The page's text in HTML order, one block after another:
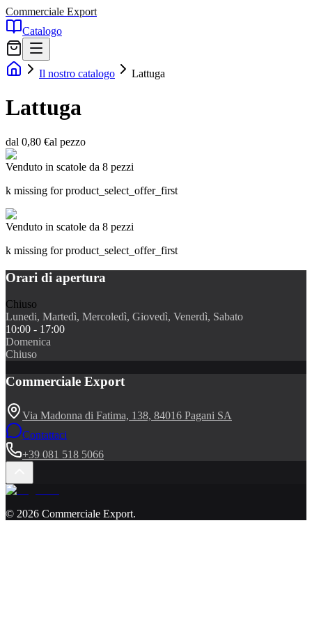
Commerciale Export
Catalogo
Il nostro catalogo Lattuga
Lattuga
dal 0,80 €al pezzo
Venduto in scatole da 8 pezzi
k missing for product_select_offer_first
Venduto in scatole da 8 pezzi
k missing for product_select_offer_first
Orari di apertura
Chiuso
Lunedi, Martedì, Mercoledì, Giovedì, Venerdì, Sabato
10:00 - 17:00
Domenica
Chiuso
Commerciale Export
Via Madonna di Fatima, 138, 84016 Pagani SA
Contattaci
+39 081 518 5066
© 2026 Commerciale Export.